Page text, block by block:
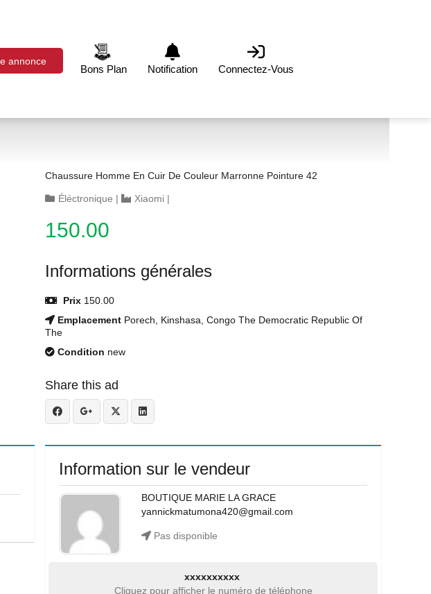
annonce
Bons Plan Notification Connectez-Vous
Chaussure Homme En Cuir De Couleur Marronne Pointure 42
Éléctronique | Xiaomi |
150.00
Informations générales
Prix 150.00
Emplacement Porech, Kinshasa, Congo The Democratic Republic Of
The
Condition new
Share this ad
Information sur le vendeur
BOUTIQUE MARIE LA GRACE
yannickmatumona420@gmail.com
Pas disponible
xxxxxxxxxx
Cliquez pour afficher le numéro de téléphone